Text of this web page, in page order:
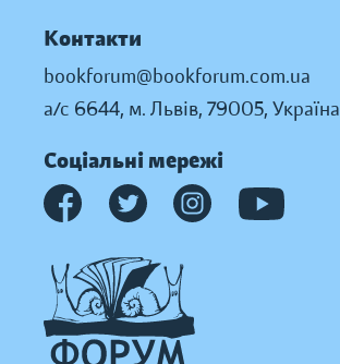
Контакти
bookforum@bookforum.com.ua
а/с 6644, м. Львів, 79005, Україна
Соціальні мережі